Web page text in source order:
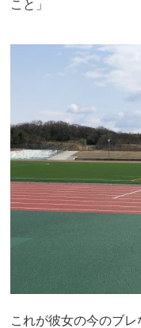
こと」
これが彼女の今のブレ